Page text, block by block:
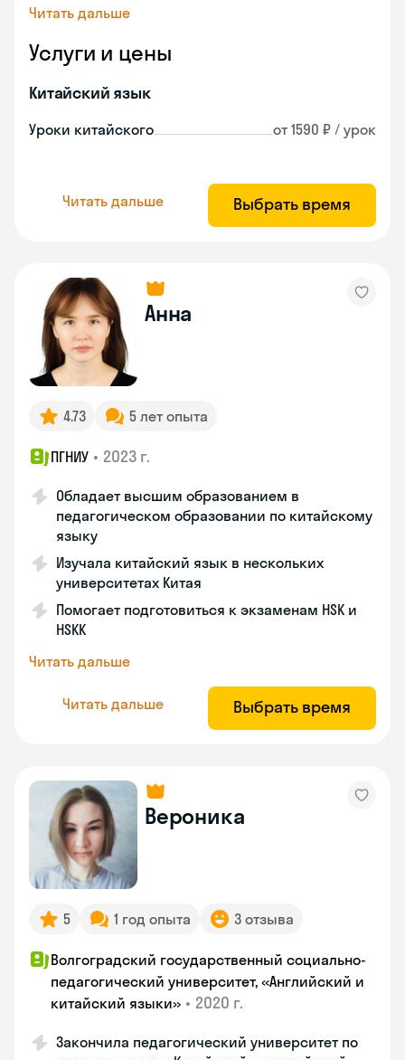
Читать дальше
Услуги и цены
Китайский язык
Уроки китайского от 1590 ₽ / урок
Читать дальше Выбрать время
Анна
4.73 5 лет опыта
ПГНИУ • 2023 г.
Обладает высшим образованием в
педагогическом образовании по китайскому
языку
Изучала китайский язык в нескольких
университетах Китая
Помогает подготовиться к экзаменам HSK и
HSKK
Читать дальше
Читать дальше Выбрать время
Вероника
5 1 год опыта 3 отзыва
Волгоградский государственный социально-
педагогический университет, «Английский и
китайский языки» • 2020 г.
Закончила педагогический университет по